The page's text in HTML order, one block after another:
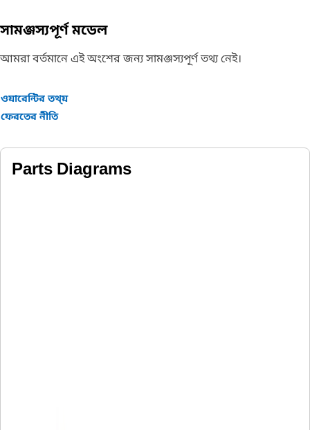
সামঞ্জস্যপূর্ণ মডেল
আমরা বর্তমানে এই অংশের জন্য সামঞ্জস্যপূর্ণ তথ্য নেই।
ওয়ারেন্টির তথ্য়
ফেরতের নীতি
Parts Diagrams